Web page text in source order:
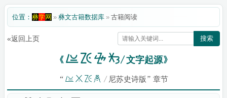
位置： 彝学网 » 彝文古籍数据库 » 古籍阅读
«返回上页 搜索
《 / 文字起源》
“  / 尼苏史诗版” 章节